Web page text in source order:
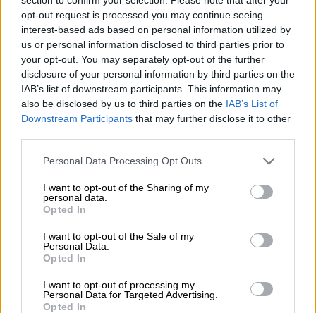
opt-out request is processed you may continue seeing
interest-based ads based on personal information utilized by
us or personal information disclosed to third parties prior to
your opt-out. You may separately opt-out of the further
disclosure of your personal information by third parties on the
IAB’s list of downstream participants. This information may
also be disclosed by us to third parties on the IAB’s List of
Downstream Participants that may further disclose it to other
Please note that this website/app uses one or more Google
not limited to your visit or usage behaviour. You may click to
grant or deny consent to Google and its third-party tags to
use your data for below specified purposes in below Google
consent section.
Personal Data Processing Opt Outs
I want to opt-out of the Sharing of my
personal data.
Opted In
I want to opt-out of the Sale of my
Personal Data.
Opted In
I want to opt-out of processing my
Personal Data for Targeted Advertising.
Opted In
ελληνική διπλωματία οφείλει να αναδεικνύει
τα δικά τηςγεωπολιτικά πλεονεκτήματα
όπως ηΣούδακαι ο ρόλος της ως πυλώνας
σταθερότητας.
Πώς διαβάζει η Αθήνα το γεωπολιτικό
τοπίο - Η απάντηση με F-35 και Viper
συμπεράσματα «διαβάζει» η κυβέρνηση τα
νέα δεδομένα που δημιουργούνται στη
γεωπολιτική σκηνή. Σήμερα,
θέματα που
θα είναι στο επίκεντρο της Συνόδου
Κορυφής του
εκπέμπεται εμφατικά από την Αθήνα είναι
πως αποτελεί αξιόπιστο εταίρο.